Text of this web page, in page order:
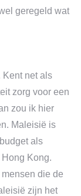
geregeld wat
Kent net als
zorg voor een
zou ik hier
Maleisië is
als
Kong.
die de
zijn het